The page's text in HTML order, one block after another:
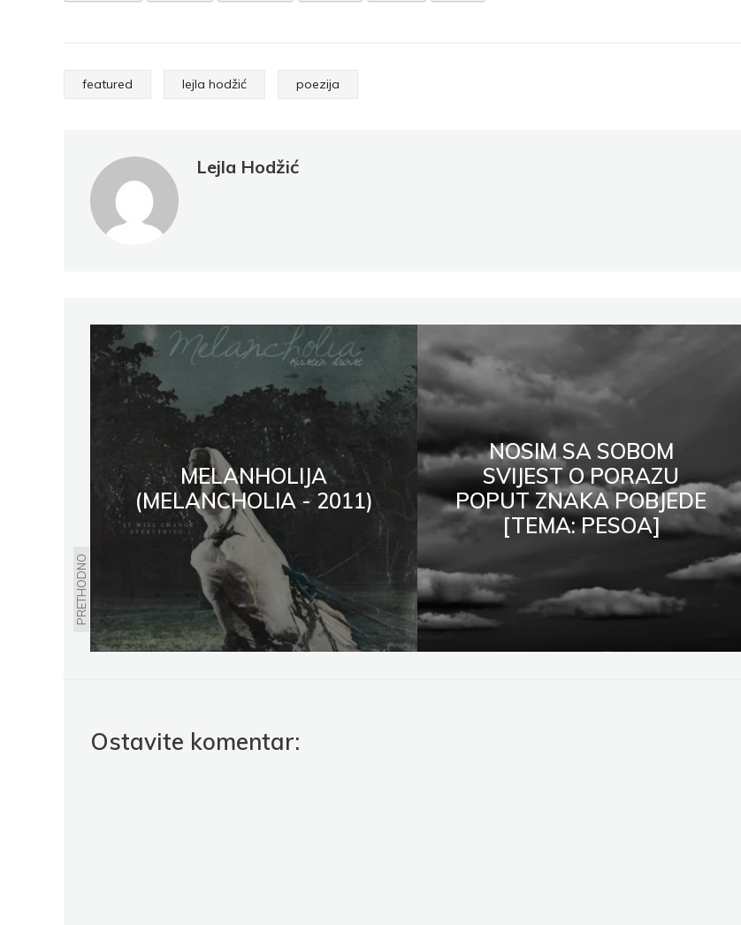
featured lejla hodžić poezija
Lejla Hodžić
PRETHODNO
MELANHOLIJA
(MELANCHOLIA - 2011)
NOSIM SA SOBOM
SVIJEST O PORAZU
POPUT ZNAKA POBJEDE
[TEMA: PESOA]
Ostavite komentar: